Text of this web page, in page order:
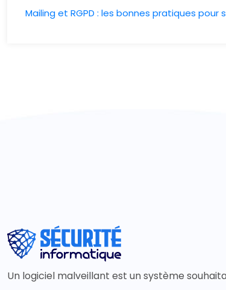
Mailing et RGPD : les bonnes pratiques
Un logiciel malveillant est un système